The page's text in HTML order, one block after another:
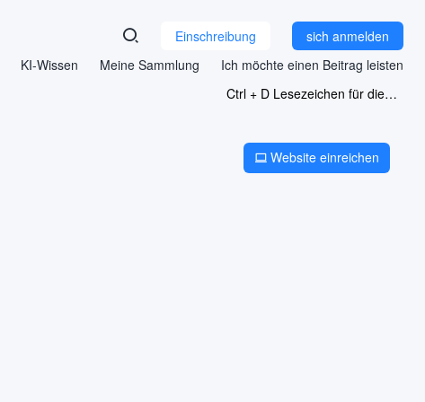
sich anmelden
Einschreibung
KI-Wissen Meine Sammlung
Ich möchte einen Beitrag leisten
Ctrl + D Lesezeichen für diese Seite
 Website einreichen